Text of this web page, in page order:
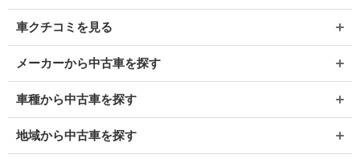
車クチコミを見る
メーカーから中古車を探す
車種から中古車を探す
地域から中古車を探す